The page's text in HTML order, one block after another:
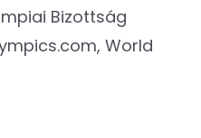
Bizottság
World